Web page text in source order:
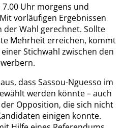
Uhr morgens und
vorläufigen Ergebnissen
der Wahl gerechnet. Sollte
Mehrheit erreichen, kommt
Stichwahl zwischen den
dass Sassou-Nguesso im
werden könnte – auch
Opposition, die sich nicht
einigen konnte.